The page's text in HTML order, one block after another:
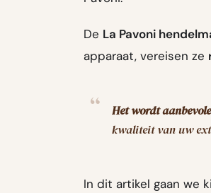
De La Pavoni
apparaat, vereisen ze
Het wordt
kwaliteit van uw
In dit artikel gaan we